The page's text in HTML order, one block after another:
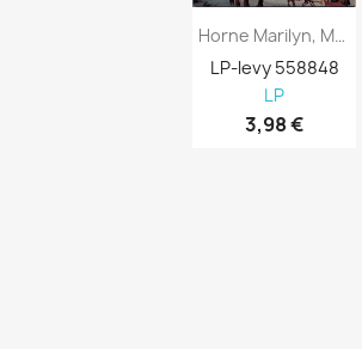
Horne Marilyn, Mormon Tabernacle Choir:...
LP-levy 558848
LP
3,98 €